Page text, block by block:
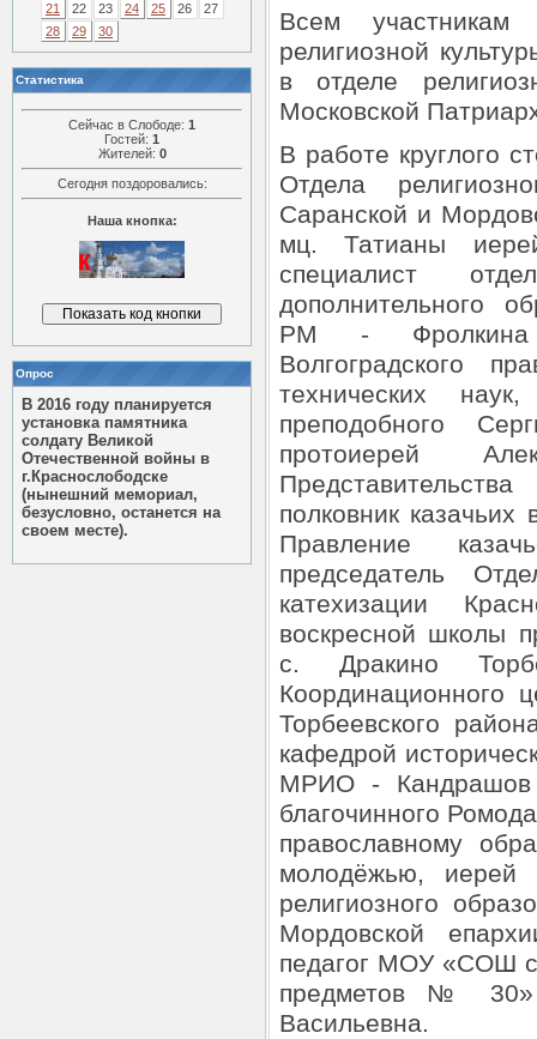
21
22 23 24 25 26
27
28
29 30
Статистика
Сейчас в Слободе: 1
Гостей: 1
Жителей: 0
Сегодня поздоровались:
Наша кнопка:
Опрос
В 2016 году планируется
установка памятника
солдату Великой
Отечественной войны в
г.Краснослободске
(нынешний мемориал,
безусловно, останется на
своем месте).
Всем участникам
религиозной
в отделе
Московской
В работе круглого
Отдела
Саранской и
мц. Татианы
специалист
дополнительного
РМ - Фролкина
Волгоградского
технических
преподобного
протоиерей
полковник
Правление
председатель
катехизации
воскресной школы
с. Дракино
Координационного
Торбеевского
кафедрой
МРИО - Кандрашов
благочинного
православному
молодёжью, иерей
религиозного
Мордовской
педагог МОУ «СОШ с
предметов № 30»
Васильевна.